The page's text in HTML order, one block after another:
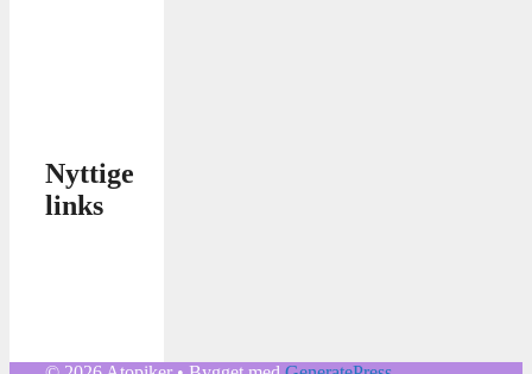
Nyttige
links